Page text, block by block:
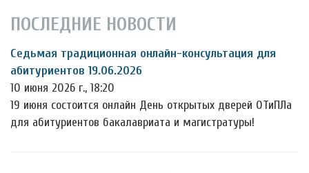
ПОСЛЕДНИЕ НОВОСТИ
Седьмая традиционная онлайн-консультация для
абитуриентов 19.06.2026
10 июня 2026 г., 18:20
19 июня состоится онлайн День открытых дверей ОТиПЛа
для абитуриентов бакалавриата и магистратуры!